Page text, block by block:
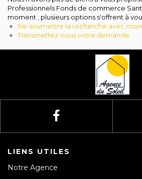
Avis clients
Professionnels Fonds de commerce
moment , plusieurs options s'offrent à
Re-soumettre la recherche avec
Transmettez-nous votre demande
LIENS UTILES
Notre Agence